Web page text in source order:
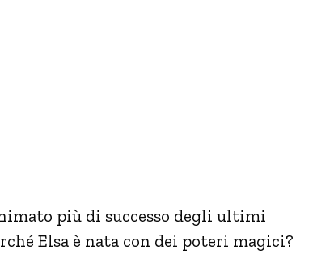
più di successo degli ultimi
Elsa è nata con dei poteri magici?